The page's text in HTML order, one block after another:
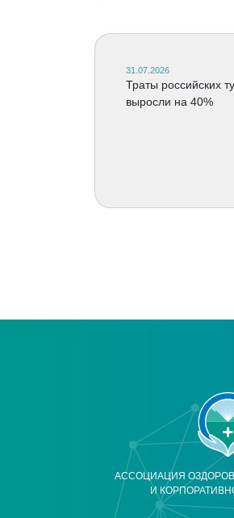
31.07.2026
Траты российских
выросли на 40%
АССОЦИАЦИЯ
И